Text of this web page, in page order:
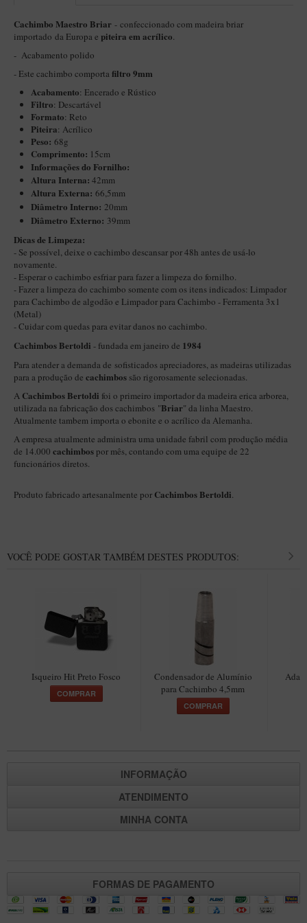
Maestro Nacional
Maestro Nacional Encerado
Cachimbeco
Churchwarden
Fiore
Giovanni
Jateado
Luiggi
Montana
Mouton
New Rose
New Rose Polido
Premium
Sextavado
Zuccardi
Callia
Encerado
Hobby
Elite Longo
CACHIMBOS ARTESANAIS DE BRIAR ITALIANO
Maestro – Briar Italiano
Churchwarden – Briar Italiano
Jateado
Maestro Compacto – Briar Italiano
Cachimbo Maestro Briar - confeccionado com madeira briar
importado da Europa e piteira em acrílico.
- Acabamento polido
- Este cachimbo comporta filtro 9mm
Acabamento: Encerado e Rústico
Filtro: Descartável
Formato: Reto
Piteira: Acrílico
Peso: 68g
Comprimento: 15cm
Informações do Fornilho:
Altura Interna: 42mm
Altura Externa: 66,5mm
Diâmetro Interno: 20mm
Diâmetro Externo: 39mm
Dicas de Limpeza:
- Se possível, deixe o cachimbo descansar por 48h antes de usá-lo
novamente.
- Esperar o cachimbo esfriar para fazer a limpeza do fornilho.
- Fazer a limpeza do cachimbo somente com os itens indicados: Limpador
para Cachimbo de algodão e Limpador para Cachimbo - Ferramenta 3x1
(Metal)
- Cuidar com quedas para evitar danos no cachimbo.
Cachimbos Bertoldi - fundada em janeiro de 1984
Para atender a demanda de sofisticados apreciadores, as madeiras utilizadas
para a produção de cachimbos são rigorosamente selecionadas.
A Cachimbos Bertoldi foi o primeiro importador da madeira erica arborea,
utilizada na fabricação dos cachimbos "Briar" da linha Maestro.
Atualmente tambem importa o ebonite e o acrílico da Alemanha.
A empresa atualmente administra uma unidade fabril com produção média
de 14.000 cachimbos por mês, contando com uma equipe de 22
funcionários diretos.
Produto fabricado artesanalmente por Cachimbos Bertoldi.
VOCÊ PODE GOSTAR TAMBÉM DESTES PRODUTOS:
Isqueiro Hit Preto Fosco
COMPRAR
Condensador de Alumínio
para Cachimbo 4,5mm
COMPRAR
INFORMAÇÃO
ATENDIMENTO
MINHA CONTA
FORMAS DE PAGAMENTO